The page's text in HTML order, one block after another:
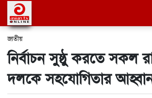
জাতীয়
নির্বাচন সুষ্ঠু করতে সকল
দলকে সহযোগিতার